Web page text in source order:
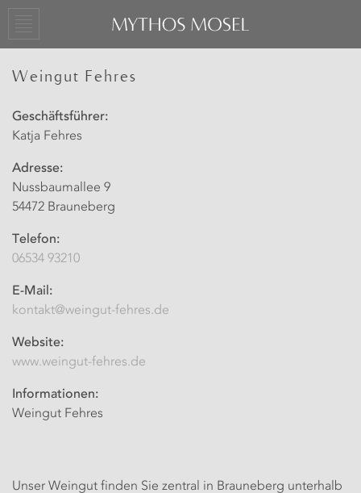
Weingut Fehres
Geschäftsführer:
Katja Fehres
Adresse:
Nussbaumallee 9
54472 Brauneberg
Telefon:
06534 93210
E-Mail:
kontakt@weingut-fehres.de
Website:
www.weingut-fehres.de
Informationen:
Weingut Fehres
Unser Weingut finden Sie zentral in Brauneberg unterhalb